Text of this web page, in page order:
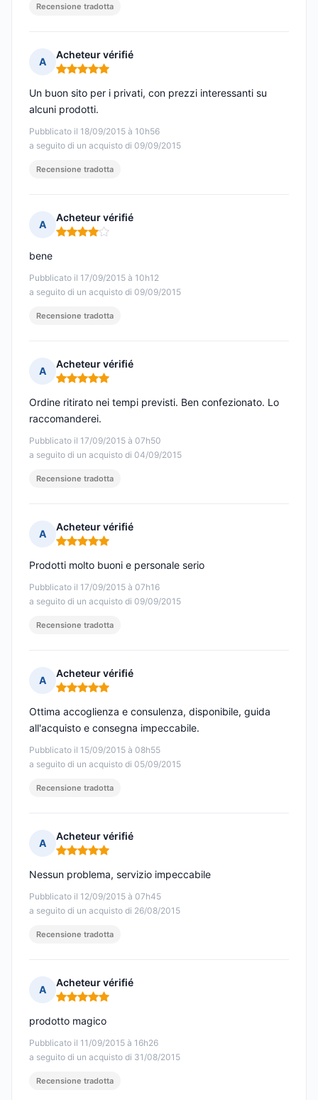
Recensione tradotta
A
Acheteur vérifié
Nota: 5 su 5
Pubblicato il 18/09/2015 à 10h56
a seguito di un acquisto di 09/09/2015
Un buon sito per i privati, con prezzi interessanti su
alcuni prodotti.
Recensione tradotta
A
Acheteur vérifié
Nota: 4 su 5
Pubblicato il 17/09/2015 à 10h12
a seguito di un acquisto di 09/09/2015
bene
Recensione tradotta
A
Acheteur vérifié
Nota: 5 su 5
Pubblicato il 17/09/2015 à 07h50
a seguito di un acquisto di 04/09/2015
Ordine ritirato nei tempi previsti. Ben confezionato. Lo
raccomanderei.
Recensione tradotta
A
Acheteur vérifié
Nota: 5 su 5
Pubblicato il 17/09/2015 à 07h16
a seguito di un acquisto di 09/09/2015
Prodotti molto buoni e personale serio
Recensione tradotta
A
Acheteur vérifié
Nota: 5 su 5
Pubblicato il 15/09/2015 à 08h55
a seguito di un acquisto di 05/09/2015
Ottima accoglienza e consulenza, disponibile, guida
all'acquisto e consegna impeccabile.
Recensione tradotta
A
Acheteur vérifié
Nota: 5 su 5
Pubblicato il 12/09/2015 à 07h45
a seguito di un acquisto di 26/08/2015
Nessun problema, servizio impeccabile
Recensione tradotta
A
Acheteur vérifié
Nota: 5 su 5
Pubblicato il 11/09/2015 à 16h26
a seguito di un acquisto di 31/08/2015
prodotto magico
Recensione tradotta